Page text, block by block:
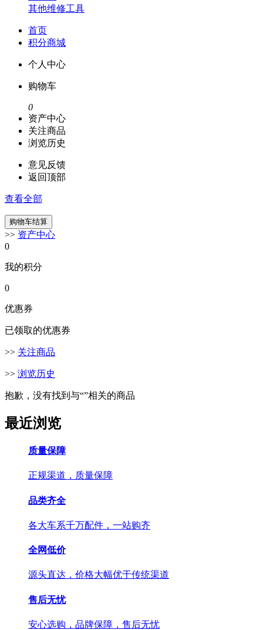
其他维修工具
首页
积分商城
个人中心
购物车
0
资产中心
关注商品
浏览历史
意见反馈
返回顶部
查看全部
>> 资产中心
0
我的积分
0
优惠券
已领取的优惠券
>> 关注商品
>> 浏览历史
抱歉，没有找到与“”相关的商品
最近浏览
质量保障
正规渠道，质量保障
品类齐全
各大车系千万配件，一站购齐
全网低价
源头直达，价格大幅优于传统渠道
售后无忧
安心选购，品牌保障，售后无忧